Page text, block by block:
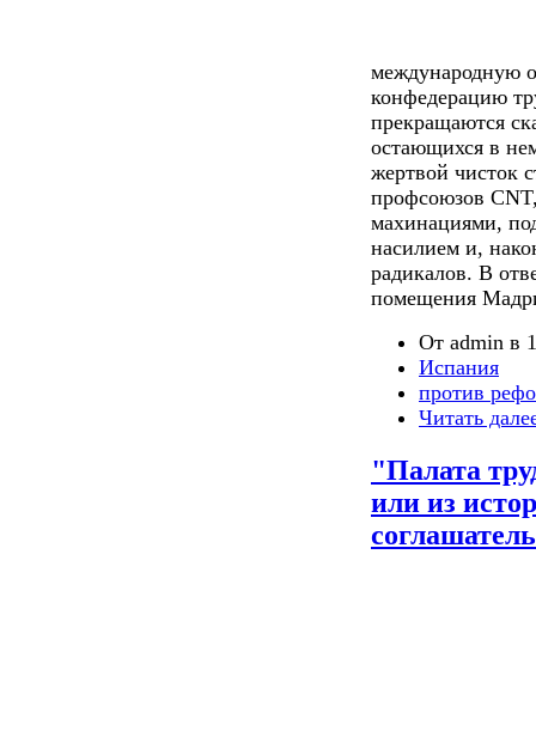
международную
конфедерацию
прекращаются
остающихся в
жертвой чисток
профсоюзов
махинациями,
насилием и,
радикалов. В
помещения
От admin в
Испания
против
Читать
"Палата
или из